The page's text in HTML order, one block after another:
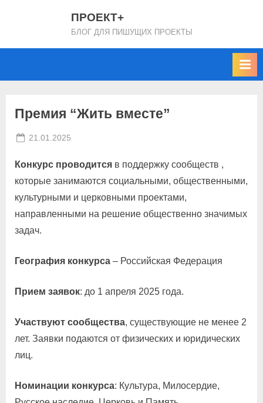
ПРОЕКТ+
БЛОГ ДЛЯ ПИШУЩИХ ПРОЕКТЫ
Премия “Жить вместе”
Posted
21.01.2025
Конкурс проводится в поддержку сообществ ,
которые занимаются социальными, общественными,
культурными и церковными проектами,
направленными на решение общественно значимых
задач.
География конкурса – Российская Федерация
Прием заявок: до 1 апреля 2025 года.
Участвуют сообщества, существующие не менее 2
лет. Заявки подаются от физических и юридических
лиц.
Номинации конкурса: Культура, Милосердие,